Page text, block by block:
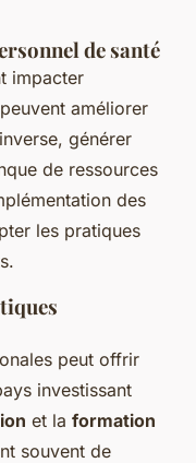
de santé
impacter
améliorer
générer
de ressources
des
les pratiques
peut offrir
investissant
et la formation
souvent de